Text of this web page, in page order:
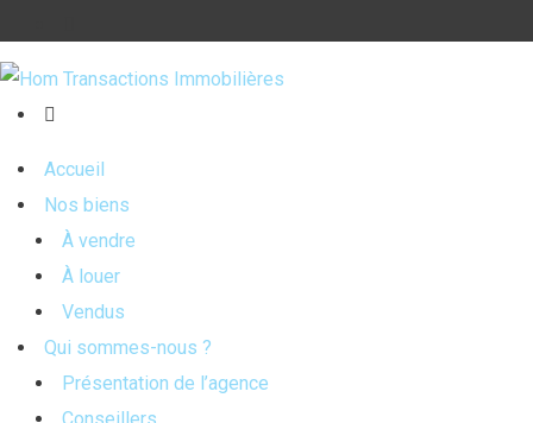
Accueil
Nos biens
À vendre
À louer
Vendus
Qui sommes-nous ?
Présentation de l’agence
Conseillers